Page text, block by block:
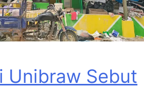
Unibraw Sebut